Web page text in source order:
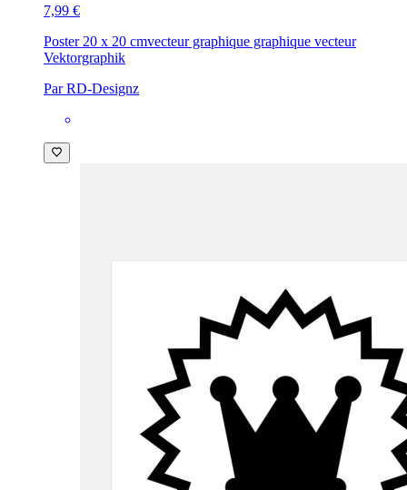
7,99 €
Poster 20 x 20 cmvecteur graphique graphique vecteur
Vektorgraphik
Par RD-Designz